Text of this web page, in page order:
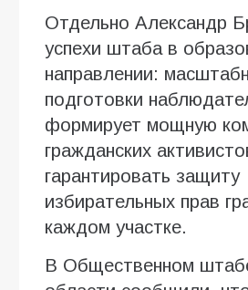
Отдельно Александр
успехи штаба в
направлении:
подготовки
формирует мощную
гражданских
гарантировать защиту
избирательных прав
каждом участке.
В Общественном